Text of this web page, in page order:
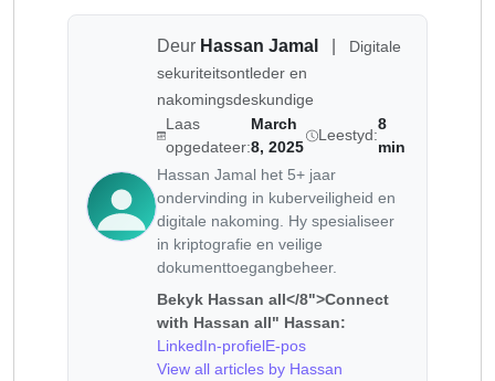
Deur Hassan Jamal
Digitale
sekuriteitsontleder en
nakomingsdeskundige
Laas
opgedateer:
March
8, 2025
Leestyd:
8
min
Hassan Jamal het 5+ jaar
ondervinding in kuberveiligheid en
digitale nakoming. Hy spesialiseer
in kriptografie en veilige
dokumenttoegangbeheer.
Bekyk Hassan all</8">Connect
with Hassan all" Hassan:
LinkedIn-profielE-pos
View all articles by Hassan